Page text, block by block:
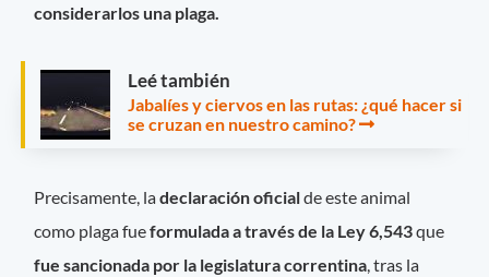
considerarlos una plaga.
Leé también
Jabalíes y ciervos en las rutas: ¿qué hacer si
se cruzan en nuestro camino?
Precisamente, ladeclaración oficialde este animal
como plaga fueformulada a través de la Ley 6,543que
fue sancionada por la legislatura correntina, tras la